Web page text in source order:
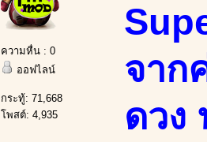
ความหื่น : 0
ออฟไลน์
กระทู้: 71,668
โพสต์: 4,935
จาก
ดวง